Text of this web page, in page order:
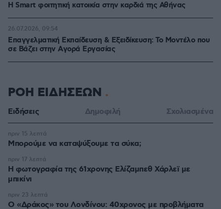
Η Smart φοιτητική κατοικία στην καρδιά της Αθήνας
Επαγγελματική Εκπαίδευση & Εξειδίκευση: Το Mοντέλο που
σε Bάζει στην Aγορά Eργασίας
26.07.2026, 09:54
ΡΟΗ ΕΙΔΗΣΕΩΝ
Ειδήσεις Δημοφιλή Σχολιασμένα
Μπορούμε να καταψύξουμε τα σύκα;
πριν 15 λεπτά
Η φωτογραφία της 61χρονης Ελίζαμπεθ Χάρλεϊ με
μπικίνι
πριν 17 λεπτά
Ο «Δράκος» του Λονδίνου: 40χρονος με προβλήματα
πριν 23 λεπτά